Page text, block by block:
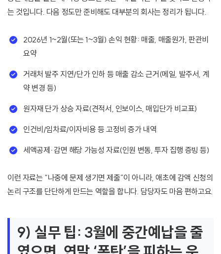
는 것입니다. 다음 정도만 준비해도 대부분의 회사는 정리가 됩니다.
2026년 1~2월(또는 1~3월) 손익 현황: 매출, 매출원가, 판관비
요약
거래처 발주 지연/단가 인하 등 매출 감소 근거(메일, 발주서, 계
약 변경 등)
원자재 단가 상승 자료(견적서, 인보이스, 매입단가 비교표)
인건비/임차료/이자비용 등 고정비 증가 내역
세액공제·감면 해당 가능성 자료(인원 변동, 투자 집행 증빙 등)
이런 자료는 “나중에 문제 생기면 제출”이 아니라, 애초에 감액 신청의
논리 구조를 단단하게 만드는 역할을 합니다. 담당자도 마음 편하고요.
9) 실무 팁: 3월에 중간예납을 줄